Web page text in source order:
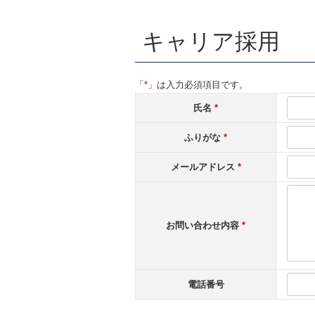
キャリア採用
「 * 」は入力必須項目です。
氏名 *
ふりがな *
メールアドレス *
お問い合わせ内容 *
電話番号